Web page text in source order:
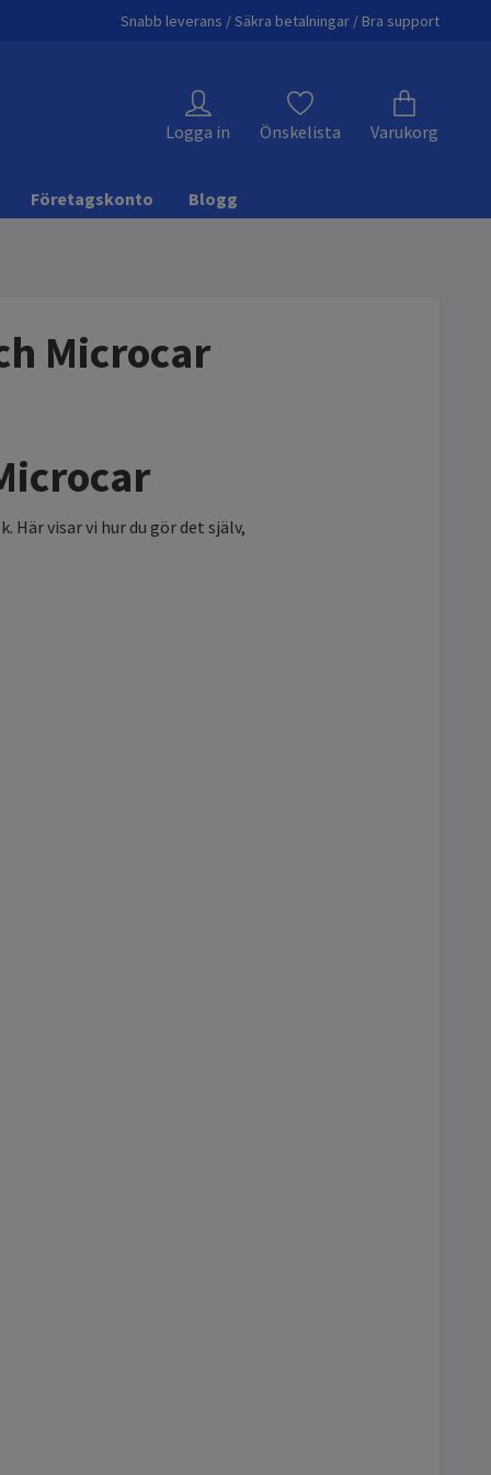
Snabb leverans / Säkra betalningar / Bra support
Logga in Önskelista Varukorg
Företagskonto Blogg
Microcar
visar vi hur du gör det själv,